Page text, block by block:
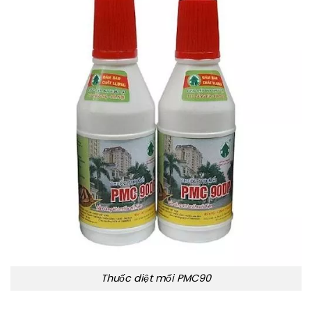
Thuốc diệt mối PMC90